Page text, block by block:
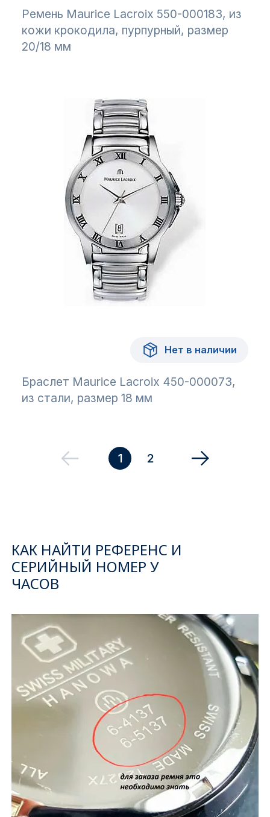
Ремень Maurice Lacroix 550-000183, из
кожи крокодила, пурпурный, размер
20/18 мм
Нет в наличии
Браслет Maurice Lacroix 450-000073,
из стали, размер 18 мм
1 2
КАК НАЙТИ РЕФЕРЕНС И
СЕРИЙНЫЙ НОМЕР У
ЧАСОВ